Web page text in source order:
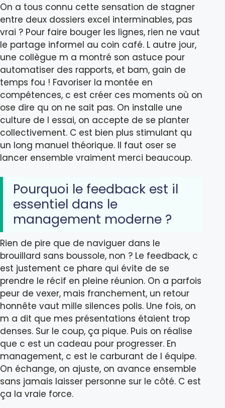
On a tous connu cette sensation de stagner
entre deux dossiers excel interminables, pas
vrai ? Pour faire bouger les lignes, rien ne vaut
le partage informel au coin café. L autre jour,
une collègue m a montré son astuce pour
automatiser des rapports, et bam, gain de
temps fou ! Favoriser la montée en
compétences, c est créer ces moments où on
ose dire qu on ne sait pas. On installe une
culture de l essai, on accepte de se planter
collectivement. C est bien plus stimulant qu
un long manuel théorique. Il faut oser se
lancer ensemble vraiment merci beaucoup.
Pourquoi le feedback est il
essentiel dans le
management moderne ?
Rien de pire que de naviguer dans le
brouillard sans boussole, non ? Le feedback, c
est justement ce phare qui évite de se
prendre le récif en pleine réunion. On a parfois
peur de vexer, mais franchement, un retour
honnête vaut mille silences polis. Une fois, on
m a dit que mes présentations étaient trop
denses. Sur le coup, ça pique. Puis on réalise
que c est un cadeau pour progresser. En
management, c est le carburant de l équipe.
On échange, on ajuste, on avance ensemble
sans jamais laisser personne sur le côté. C est
ça la vraie force.